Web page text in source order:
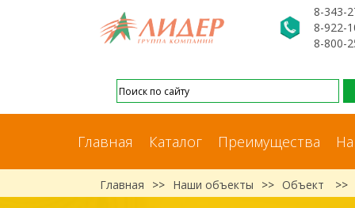
8-343-
8-922-
8-800-
Главная Каталог Преимущества
Главная >> Наши объекты >> Объект >>